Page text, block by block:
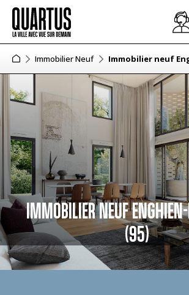
Immobilier Neuf Immobilier neuf
IMMOBILIER NEUF
(95)